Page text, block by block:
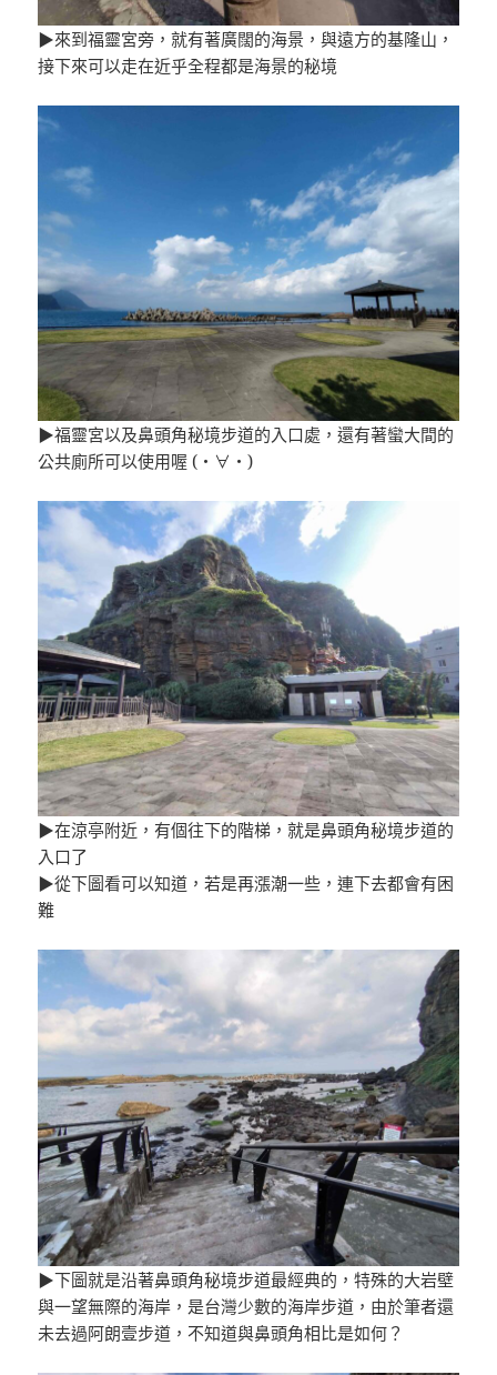
▶來到福靈宮旁，就有著廣闊的海景，與遠方的基隆山，
接下來可以走在近乎全程都是海景的秘境
▶福靈宮以及鼻頭角秘境步道的入口處，還有著蠻大間的
公共廁所可以使用喔 (・∀・)
▶在涼亭附近，有個往下的階梯，就是鼻頭角秘境步道的
入口了
▶從下圖看可以知道，若是再漲潮一些，連下去都會有困
難
▶下圖就是沿著鼻頭角秘境步道最經典的，特殊的大岩壁
與一望無際的海岸，是台灣少數的海岸步道，由於筆者還
未去過阿朗壹步道，不知道與鼻頭角相比是如何？